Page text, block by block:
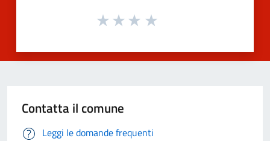
Contatta il comune
Leggi le domande frequenti